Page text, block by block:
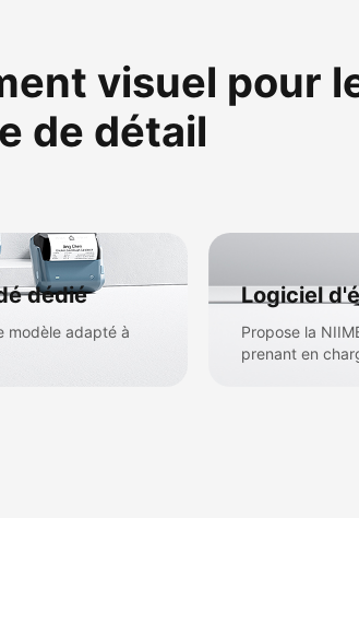
visuel pour
de détail
dédié
modèle adapté à
Logiciel
Propose la
prenant en